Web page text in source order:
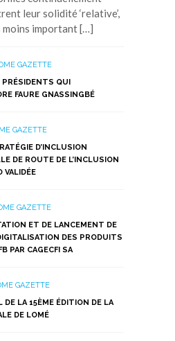
leur solidité ‘relative’,
moins important […]
GAZETTE
QUI
FAURE GNASSINGBÉ
GAZETTE
D’INCLUSION
DE ROUTE DE L’INCLUSION
VALIDÉE
GAZETTE
ET DE LANCEMENT DE
DES PRODUITS
PAR CAGECFI SA
GAZETTE
DE LA 15ÈME ÉDITION DE LA
DE LOMÉ